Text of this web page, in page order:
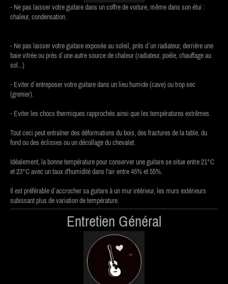
- Ne pas laisser votre guitare dans un coffre de voiture, même dans son étui :
chaleur, condensation.
- Ne pas laisser votre guitare exposée au soleil, près d´un radiateur, derrière une
baie vitrée ou près d´une autre source de chaleur (radiateur, poèle, chauffage au
sol...)
- Eviter d´entreposer votre guitare dans un lieu humide (cave) ou trop sec
(grenier).
- Eviter les chocs thermiques rapprochés ainsi que les températures extrêmes.
Tout ceci peut entraîner des déformations du bois, des fractures de la table, du
fond ou des éclisses ou un décollage du chevalet.
Idéalement, la bonne température pour conserver une guitare se situe entre 21°C
et 23°C avec un taux d'humidité dans l'air entre 45% et 55%.
Il est préférable d´accrocher sa guitare à un mur intérieur, les murs extérieurs
subissant plus de variation de température.
Entretien Général